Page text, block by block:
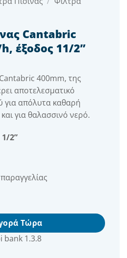
Cantabric
έξοδος 11/2”
400mm, της
αποτελεσματικό
για απόλυτα καθαρή
για θαλασσινό νερό.
2”
400mm 6m3/h, έξοδος 11/2''
Τώρα